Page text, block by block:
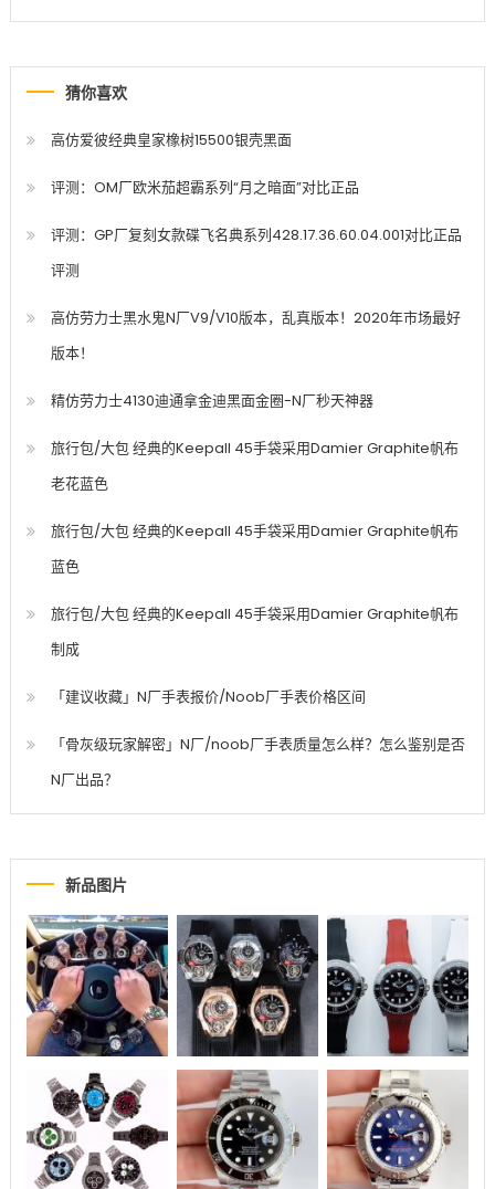
猜你喜欢
高仿爱彼经典皇家橡树15500银壳黑面
评测：OM厂欧米茄超霸系列“月之暗面”对比正品
评测：GP厂复刻女款碟飞名典系列428.17.36.60.04.001对比正品
评测
高仿劳力士黑水鬼N厂V9/V10版本，乱真版本！2020年市场最好
版本！
精仿劳力士4130迪通拿金迪黑面金圈-N厂秒天神器
旅行包/大包 经典的Keepall 45手袋采用Damier Graphite帆布
老花蓝色
旅行包/大包 经典的Keepall 45手袋采用Damier Graphite帆布
蓝色
旅行包/大包 经典的Keepall 45手袋采用Damier Graphite帆布
制成
「建议收藏」N厂手表报价/Noob厂手表价格区间
「骨灰级玩家解密」N厂/noob厂手表质量怎么样？怎么鉴别是否
N厂出品？
新品图片